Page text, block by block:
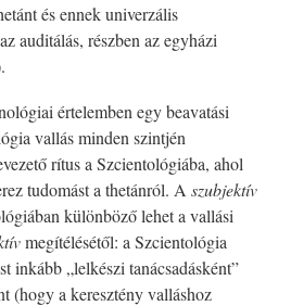
és ennek univerzális
auditálás, részben az egyházi
értelemben egy beavatási
vallás minden szintjén
rítus a Szcientológiába, ahol
tudomást a thetánról. A szubjektív
különböző lehet a vallási
megítélésétől: a Szcientológia
inkább „lelkészi tanácsadásként”
(hogy a keresztény valláshoz